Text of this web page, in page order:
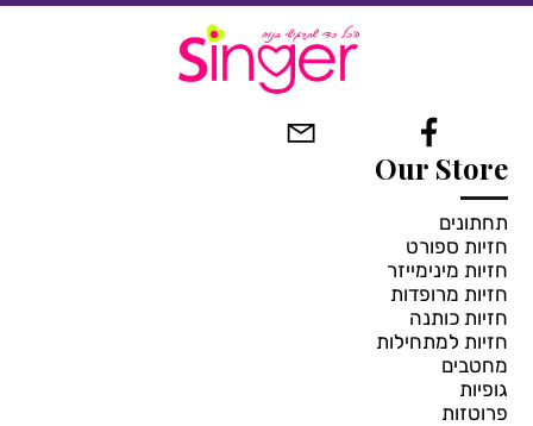
Our Store
תחתונים
חזיות ספורט
חזיות מינימייזר
חזיות מרופדות
חזיות כותנה
חזיות למתחילות
מחטבים
גופיות
פרוטזות